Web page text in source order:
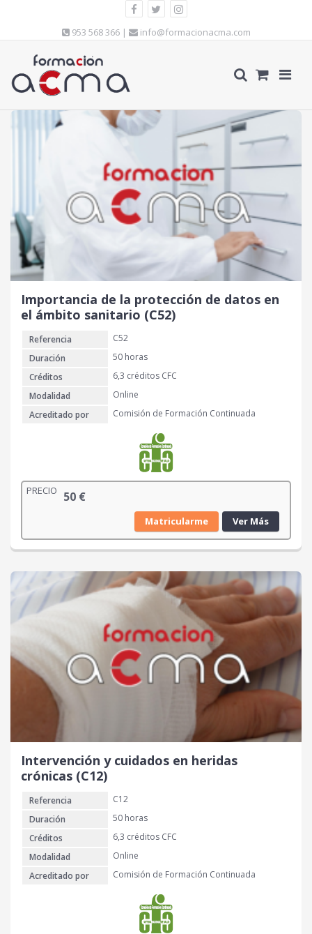
953 568 366 | info@formacionacma.com
Importancia de la protección de datos en
el ámbito sanitario (C52)
Referencia
C52
Duración
50 horas
Créditos
6,3 créditos CFC
Modalidad
Online
Acreditado por
Comisión de Formación Continuada
PRECIO 50 €
Matricularme Ver Más
Intervención y cuidados en heridas
crónicas (C12)
Referencia
C12
Duración
50 horas
Créditos
6,3 créditos CFC
Modalidad
Online
Acreditado por
Comisión de Formación Continuada